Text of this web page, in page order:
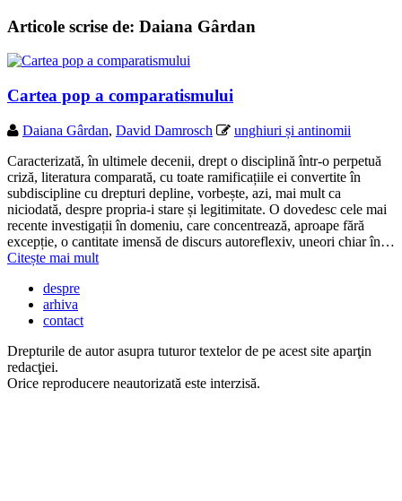
Articole scrise de: Daiana Gârdan
Cartea pop a comparatismului
Daiana Gârdan, David Damrosch
unghiuri și antinomii
Caracterizată, în ultimele decenii, drept o disciplină într-o perpetuă
criză, literatura comparată, cu toate ramificațiile ei convertite în
subdiscipline cu drepturi depline, vorbește, azi, mai mult ca
niciodată, despre propria-i stare și legitimitate. O dovedesc cele mai
recente investigații în domeniu, care concentrează, aproape fără
excepție, o cantitate imensă de discurs autoreflexiv, uneori chiar în…
Citește mai mult
despre
arhiva
contact
Drepturile de autor asupra tuturor textelor de pe acest site aparţin
redacţiei.
Orice reproducere neautorizată este interzisă.